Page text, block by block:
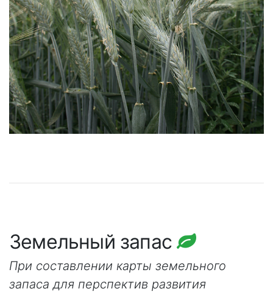
Земельный запас
При составлении карты земельного
запаса для перспектив развития